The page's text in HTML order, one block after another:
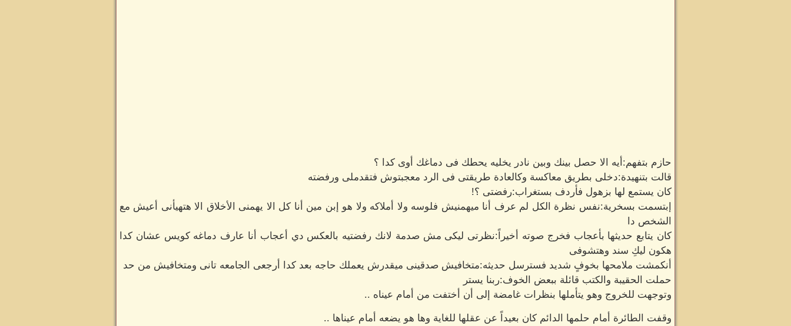
حازم بتفهم:أيه الا حصل بينك وبين نادر يخليه يحطك فى دماغك أوى كدا ؟
قالت بتنهيدة:دخلى بطريق معاكسة وكالعادة طريقتى فى الرد معجبتوش فتقدملى ورفضته
كان يستمع لها بزهول فأردف بستغراب:رفضتى ؟!
إبتسمت بسخرية:نفس نظرة الكل لم عرف أنا ميهمنيش فلوسه ولا أملاكه ولا هو إبن مين أنا كل الا يهمنى الأخلاق الا هتهيأنى أعيش مع
الشخص دا
كان يتابع حديثها بأعجاب فخرج صوته أخيراً:نظرتى ليكى مش صدمة لانك رفضتيه بالعكس دي أعجاب أنا عارف دماغه كويس عشان كدا
هكون ليكِ سند وهتشوفى
أنكمشت ملامحها بخوفٍ شديد فسترسل حديثه:متخافيش صدقينى ميقدرش يعملك حاجه بعد كدا أرجعى الجامعه تانى ومتخافيش من حد
حملت الحقيبة والكتب قائلة ببعض الخوف:ربنا يستر
وتوجهت للخروج وهو يتأملها بنظرات غامضة إلى أن أختفت من أمام عيناه ..
وقفت الطائرة أمام حلمها الدائم كان بعيداً عن عقلها للغاية وها هو يضعه أمام عيناها ..